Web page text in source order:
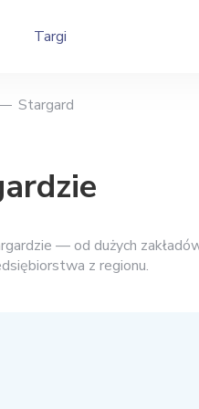
Targi
Stargard
— od dużych
z regionu.